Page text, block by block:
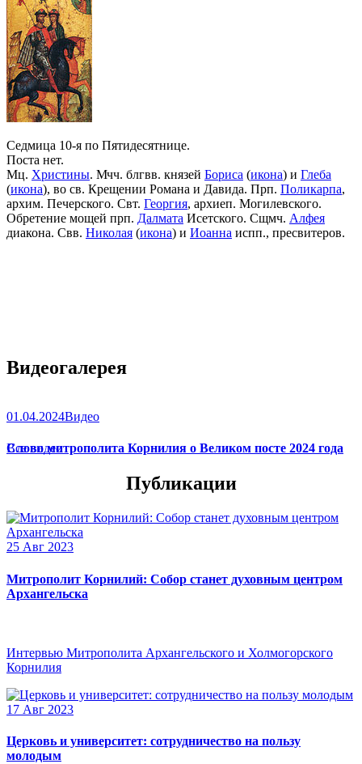
Седмица 10-я по Пятидесятнице.
Поста нет.
Мц. Христины. Мчч. блгвв. князей Бориса (икона) и Глеба
(икона), во св. Крещении Романа и Давида. Прп. Поликарпа,
архим. Печерского. Свт. Георгия, архиеп. Могилевского.
Обретение мощей прп. Далмата Исетского. Сщмч. Алфея
диакона. Свв. Николая (икона) и Иоанна испп., пресвитеров.
Видеогалерея
01.04.2024Видео
Слово митрополита Корнилия о Великом посте 2024 года
Все видео
Публикации
25 Авг 2023
Митрополит Корнилий: Собор станет духовным центром
Архангельска
Интервью Митрополита Архангельского и Холмогорского
Корнилия
17 Авг 2023
Церковь и университет: сотрудничество на пользу
молодым